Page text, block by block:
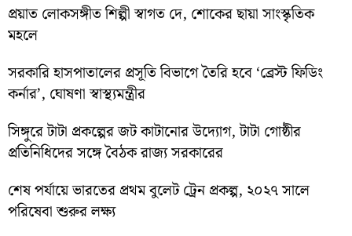
প্রয়াত লোকসঙ্গীত শিল্পী স্বাগত দে, শোকের ছায়া সাংস্কৃতিক
মহলে
সরকারি হাসপাতালের প্রসূতি বিভাগে তৈরি হবে ‘ব্রেস্ট ফিডিং
কর্নার’, ঘোষণা স্বাস্থ্যমন্ত্রীর
সিঙ্গুরে টাটা প্রকল্পের জট কাটানোর উদ্যোগ, টাটা গোষ্ঠীর
প্রতিনিধিদের সঙ্গে বৈঠক রাজ্য সরকারের
শেষ পর্যায়ে ভারতের প্রথম বুলেট ট্রেন প্রকল্প, ২০২৭ সালে
পরিষেবা শুরুর লক্ষ্য